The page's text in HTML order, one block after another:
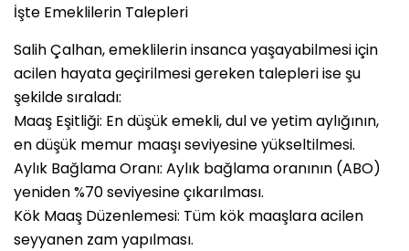
İşte Emeklilerin Talepleri
Salih Çalhan, emeklilerin insanca yaşayabilmesi için
acilen hayata geçirilmesi gereken talepleri ise şu
şekilde sıraladı:
Maaş Eşitliği: En düşük emekli, dul ve yetim aylığının,
en düşük memur maaşı seviyesine yükseltilmesi.
Aylık Bağlama Oranı: Aylık bağlama oranının (ABO)
yeniden %70 seviyesine çıkarılması.
Kök Maaş Düzenlemesi: Tüm kök maaşlara acilen
seyyanen zam yapılması.